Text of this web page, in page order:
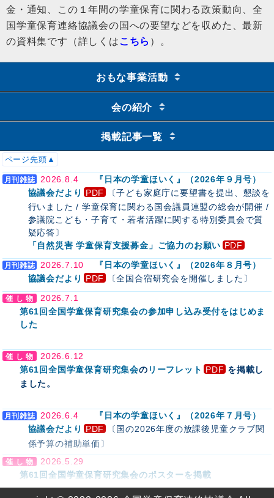
金・通知、この１年間の学童保育に関わる政策動向、全
国学童保育連絡協議会の国への要望などを収めた、最新
の資料集です（詳しくは こちら ）。
おもな事業活動
会の紹介
掲載記事一覧
ページ先頭▲
2026.8.4
『日本の学童ほいく』（2026年９月号）
協議会だより
〔子ども家庭庁に要望書を提出、懇談を
行いました / 学童保育に関わる国会議員連盟の総会が開催 /
参議院こども・子育て・若者活躍に関する特別委員会で質
疑応答〕
「自然災害 学童保育支援募金」ご協力のお願い
2026.7.10
『日本の学童ほいく』（2026年８月号）
協議会だより
〔全国合宿研究会を開催しました〕
2026.7.1
第61回全国学童保育研究集会の参加申し込み受付をはじめま
した
2026.6.12
第61回全国学童保育研究集会の リーフレット
を掲載し
ました。
2026.6.4
『日本の学童ほいく』（2026年７月号）
協議会だより
〔国の2026年度の放課後児童クラブ関
係予算の補助単価〕
2026.5.29
第61回全国学童保育研究集会のポスターを掲載
2026年度放課後児童クラブ実施状況調査